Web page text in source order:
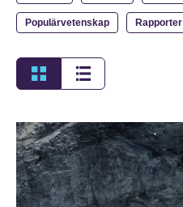
Populärvetenskap Rapporter